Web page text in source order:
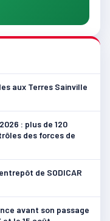
aux Terres Sainville
: plus de 120
des forces de
de SODICAR
avant son passage